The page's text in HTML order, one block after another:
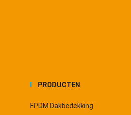
PRODUCTEN
EPDM Dakbedekking